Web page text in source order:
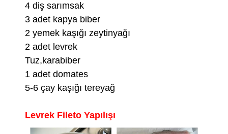
4 diş sarımsak
3 adet kapya biber
2 yemek kaşığı zeytinyağı
2 adet levrek
Tuz,karabiber
1 adet domates
5-6 çay kaşığı tereyağ
Levrek Fileto Yapılışı